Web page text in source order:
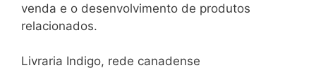
venda e o desenvolvimento de produtos
relacionados.
Livraria Indigo, rede canadense